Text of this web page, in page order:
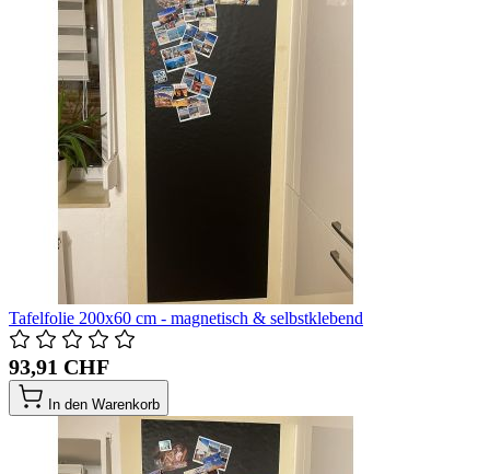
Tafelfolie 200x60 cm - magnetisch & selbstklebend
93,91 CHF
In den Warenkorb